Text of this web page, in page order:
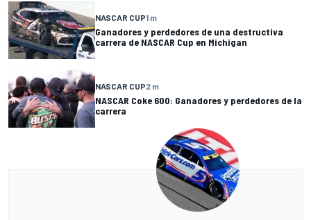
NASCAR CUP1 m
Ganadores y perdedores de una destructiva
carrera de NASCAR Cup en Michigan
NASCAR CUP2 m
NASCAR Coke 600: Ganadores y perdedores de la
carrera